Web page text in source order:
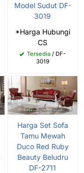
Model Sudut DF-
3019
*Harga Hubungi
CS
Tersedia / DF-
3019
Harga Set Sofa
Tamu Mewah
Duco Red Ruby
Beauty Beludru
DF-2711